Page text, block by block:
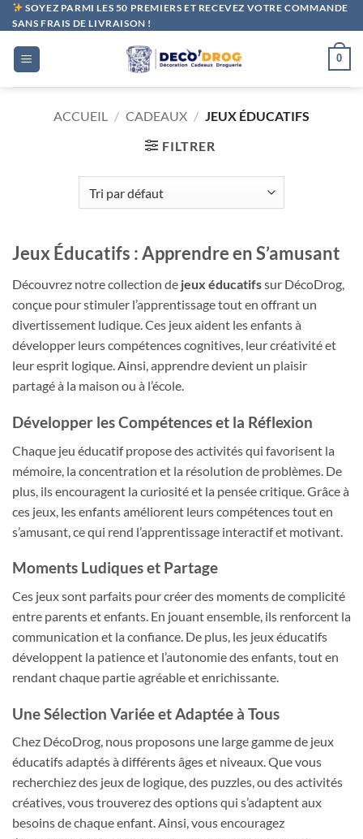
Passer
au
contenu
SOYEZ PARMI LES 50 PREMIERS ET RECEVEZ VOTRE COMMANDE
SANS FRAIS DE LIVRAISON !
0
ACCUEIL / CADEAUX / JEUX ÉDUCATIFS
FILTRER
Jeux Éducatifs : Apprendre en S’amusant
Découvrez notre collection de jeux éducatifssur DécoDrog,
conçue pour stimuler l’apprentissage tout en offrant un
divertissement ludique. Ces jeux aident les enfants à
développer leurs compétences cognitives, leur créativité et
leur esprit logique. Ainsi, apprendre devient un plaisir
partagé à la maison ou à l’école.
Développer les Compétences et la Réflexion
Chaque jeu éducatif propose des activités qui favorisent la
mémoire, la concentration et la résolution de problèmes. De
plus, ils encouragent la curiosité et la pensée critique. Grâce à
ces jeux, les enfants améliorent leurs compétences tout en
s’amusant, ce qui rend l’apprentissage interactif et motivant.
Moments Ludiques et Partage
Ces jeux sont parfaits pour créer des moments de complicité
entre parents et enfants. En jouant ensemble, ils renforcent la
communication et la confiance. De plus, les jeux éducatifs
développent la patience et l’autonomie des enfants, tout en
rendant chaque partie agréable et enrichissante.
Une Sélection Variée et Adaptée à Tous
Chez DécoDrog, nous proposons une large gamme de jeux
éducatifs adaptés à différents âges et niveaux. Que vous
recherchiez des jeux de logique, des puzzles, ou des activités
créatives, vous trouverez des options qui s’adaptent aux
besoins de chaque enfant. Ainsi, vous encouragez